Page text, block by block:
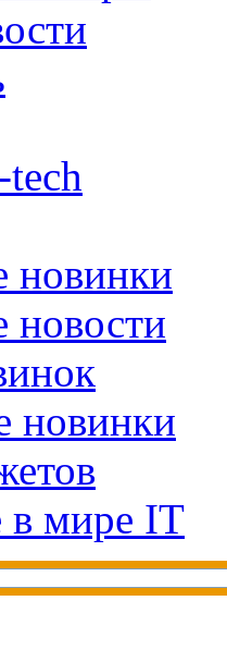
новинки
новости
новинки
в мире IT